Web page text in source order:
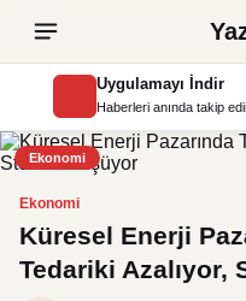
Uygulamayı İndir
Haberleri anında takip
Ekonomi
Ekonomi
Küresel Enerji
Tedariki Azalıyor,